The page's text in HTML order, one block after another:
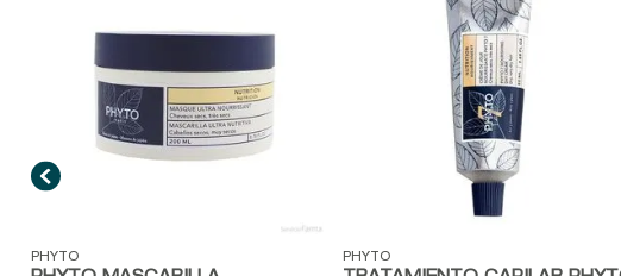
Vista rápida
PHYTO Vista rápida
PHYTO